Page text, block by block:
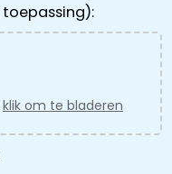
klik om te bladeren